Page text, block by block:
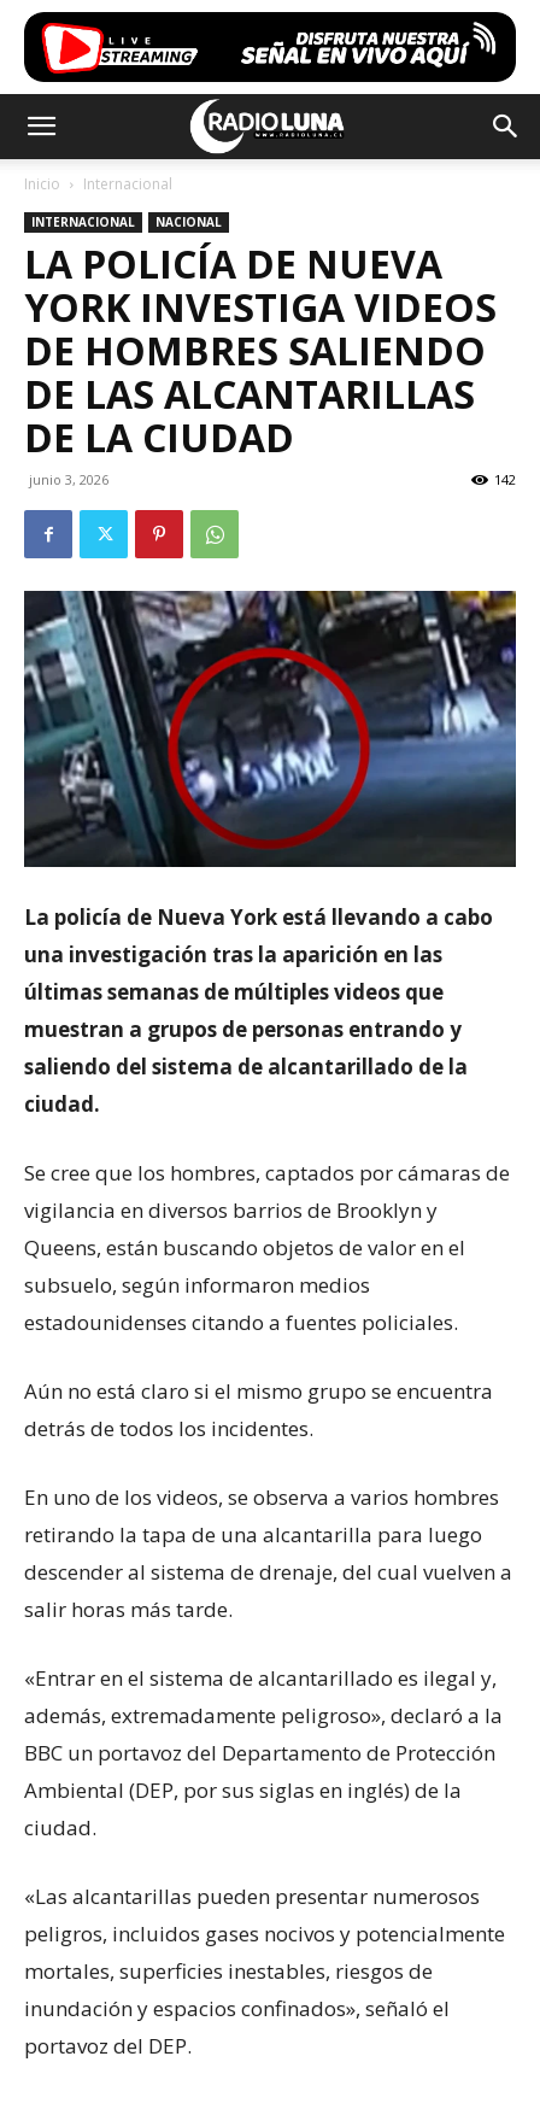
Inicio Internacional
INTERNACIONAL NACIONAL
LA POLICÍA DE NUEVA
YORK INVESTIGA VIDEOS
DE HOMBRES SALIENDO
DE LAS ALCANTARILLAS
DE LA CIUDAD
junio 3, 2026 142
La policía de Nueva York está llevando a cabo
una investigación tras la aparición en las
últimas semanas de múltiples videos que
muestran a grupos de personas entrando y
saliendo del sistema de alcantarillado de la
ciudad.
Se cree que los hombres, captados por cámaras de
vigilancia en diversos barrios de Brooklyn y
Queens, están buscando objetos de valor en el
subsuelo, según informaron medios
estadounidenses citando a fuentes policiales.
Aún no está claro si el mismo grupo se encuentra
detrás de todos los incidentes.
En uno de los videos, se observa a varios hombres
retirando la tapa de una alcantarilla para luego
descender al sistema de drenaje, del cual vuelven a
salir horas más tarde.
«Entrar en el sistema de alcantarillado es ilegal y,
además, extremadamente peligroso», declaró a la
BBC un portavoz del Departamento de Protección
Ambiental (DEP, por sus siglas en inglés) de la
ciudad.
«Las alcantarillas pueden presentar numerosos
peligros, incluidos gases nocivos y potencialmente
mortales, superficies inestables, riesgos de
inundación y espacios confinados», señaló el
portavoz del DEP.